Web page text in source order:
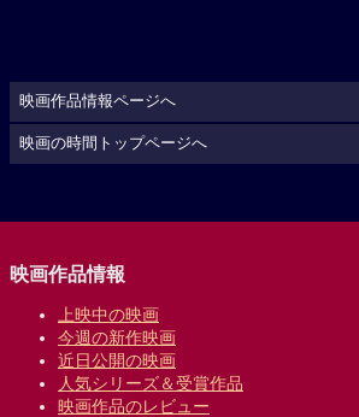
映画作品情報ページへ
映画の時間トップページへ
映画作品情報
上映中の映画
今週の新作映画
近日公開の映画
人気シリーズ＆受賞作品
映画作品のレビュー